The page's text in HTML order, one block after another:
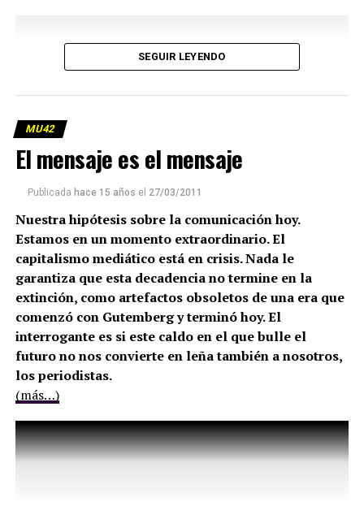
SEGUIR LEYENDO
MU42
El mensaje es el mensaje
Publicada hace 15 años el 27/03/2011
Nuestra hipótesis sobre la comunicación hoy.
Estamos en un momento extraordinario. El
capitalismo mediático está en crisis. Nada le
garantiza que esta decadencia no termine en la
extinción, como artefactos obsoletos de una era que
comenzó con Gutemberg y terminó hoy. El
interrogante es si este caldo en el que bulle el
futuro no nos convierte en leña también a nosotros,
los periodistas.
(más…)